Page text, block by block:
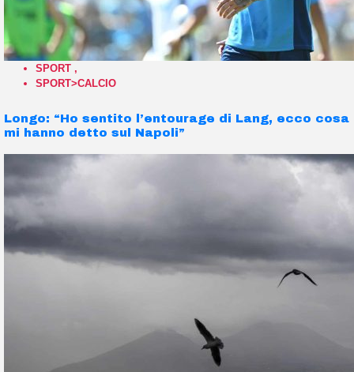
SPORT ,
SPORT>CALCIO
Longo: “Ho sentito l’entourage di Lang, ecco cosa
mi hanno detto sul Napoli”